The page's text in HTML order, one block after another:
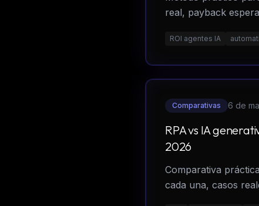
real, payback
ROI agentes IA
Comparativas 6 de
RPA vs IA
2026
Comparativa
cada una, casos